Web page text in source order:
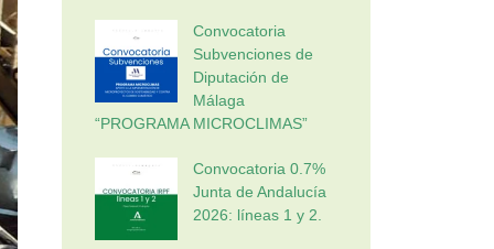
Convocatoria
Subvenciones de
Diputación de
Málaga
“PROGRAMA MICROCLIMAS”
Convocatoria 0.7%
Junta de Andalucía
2026: líneas 1 y 2.